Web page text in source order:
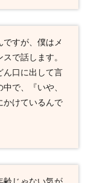
ですが、僕はメ
で話します。
ん口に出して言
で、『いや、
かけているんで
齢じゃない気が